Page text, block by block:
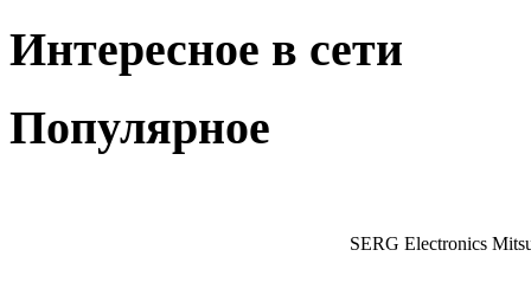
Интересное в сети
Популярное
SERG Electronics